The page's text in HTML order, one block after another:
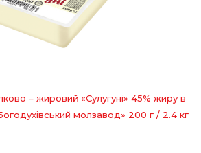
– жировий «Сулугуні» 45% жиру в
молзавод» 200 г / 2.4 кг